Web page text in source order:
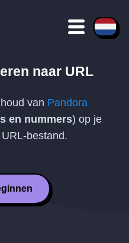
naar URL
van Pandora
en nummers) op je
URL-bestand.